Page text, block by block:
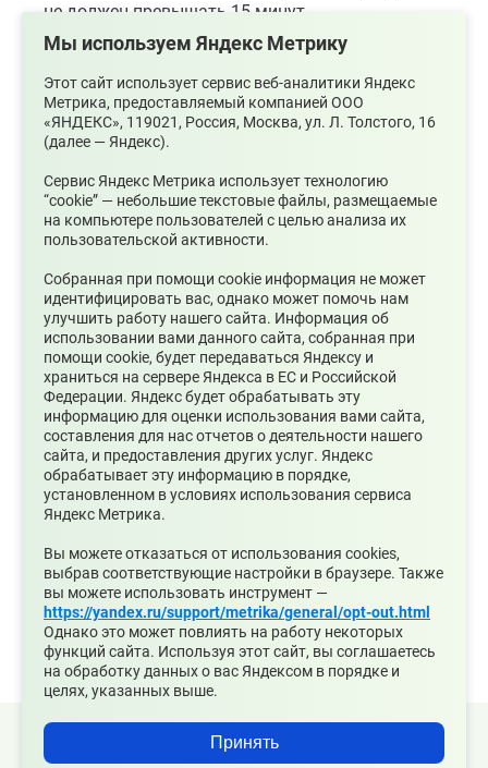
не должен превышать 15 минут.
Время ожидания в очереди при получении
ответа на обращение заявителем лично не
должно превышать 15 минут.
В электронном виде услуга оказывается
заявителю немедленно. Процесс оказания
услуги начинается при обращении заявителя на
сайт.
Документы
Постановление от 25.11.2024
№ 1159-ПА О внесении
изменений в постановление
администрации городского
21.01.2020 N° 22.pdf
13.91 МБ
Мы используем Яндекс Метрику
Этот сайт использует сервис веб-аналитики Яндекс
Метрика, предоставляемый компанией ООО
«ЯНДЕКС», 119021, Россия, Москва, ул. Л. Толстого, 16
(далее — Яндекс).
Сервис Яндекс Метрика использует технологию
“cookie” — небольшие текстовые файлы, размещаемые
на компьютере пользователей с целью анализа их
пользовательской активности.
Собранная при помощи cookie информация не может
идентифицировать вас, однако может помочь нам
улучшить работу нашего сайта. Информация об
использовании вами данного сайта, собранная при
помощи cookie, будет передаваться Яндексу и
храниться на сервере Яндекса в ЕС и Российской
Федерации. Яндекс будет обрабатывать эту
информацию для оценки использования вами сайта,
составления для нас отчетов о деятельности нашего
сайта, и предоставления других услуг. Яндекс
обрабатывает эту информацию в порядке,
установленном в условиях использования сервиса
Яндекс Метрика.
Вы можете отказаться от использования cookies,
выбрав соответствующие настройки в браузере. Также
вы можете использовать инструмент —
https://yandex.ru/support/metrika/general/opt-out.html
Однако это может повлиять на работу некоторых
функций сайта. Используя этот сайт, вы соглашаетесь
на обработку данных о вас Яндексом в порядке и
целях, указанных выше.
Принять
© 2026 Официальный сайт Муниципального округа
Среднеуральск Свердловской области